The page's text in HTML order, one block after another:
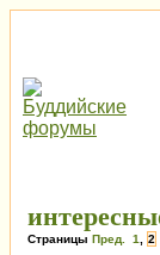
Страницы Пред. 1 2